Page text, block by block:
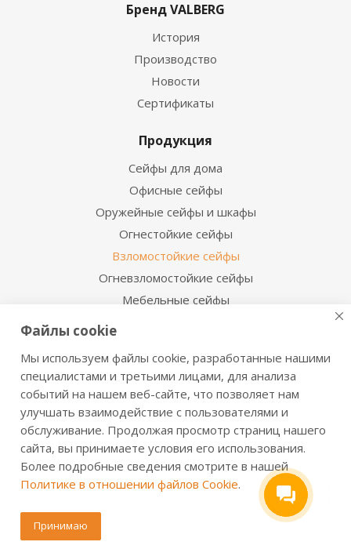
Бренд VALBERG
История
Производство
Новости
Сертификаты
Продукция
Сейфы для дома
Офисные сейфы
Оружейные сейфы и шкафы
Огнестойкие сейфы
Взломостойкие сейфы
Огневзломостойкие сейфы
Мебельные сейфы
Сейфы с отделкой деревом
Металлические шкафы
Производственная мебель
Металлические двери
Информация для покупателя
Сервисная служба
Файлы cookie
Мы используем файлы cookie, разработанные нашими
специалистами и третьими лицами, для анализа
событий на нашем веб-сайте, что позволяет нам
улучшать взаимодействие с пользователями и
обслуживание. Продолжая просмотр страниц нашего
сайта, вы принимаете условия его использования.
Более подробные сведения смотрите в нашей
Политике в отношении файлов Cookie.
Принимаю